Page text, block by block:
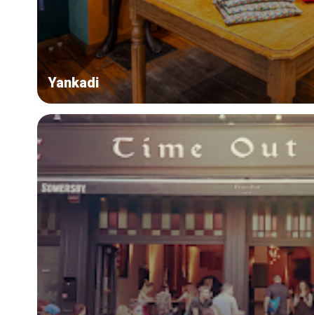
Yankadi